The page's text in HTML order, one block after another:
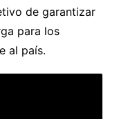
de garantizar
para los
al país.